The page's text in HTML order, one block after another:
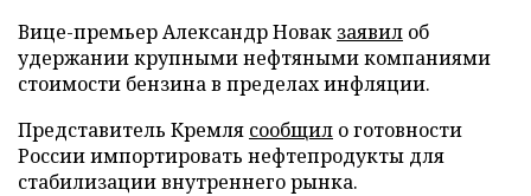
Вице-премьер Александр Новак заявил об
удержании крупными нефтяными компаниями
стоимости бензина в пределах инфляции.
Представитель Кремля сообщил о готовности
России импортировать нефтепродукты для
стабилизации внутреннего рынка.